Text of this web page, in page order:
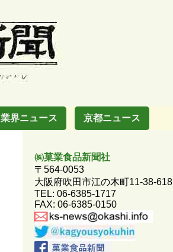
業界ニュース 京都ニュース
㈱菓業食品新聞社
〒564-0053
大阪府吹田市江の木町11-38-618
TEL: 06-6385-1717
FAX: 06-6385-0150